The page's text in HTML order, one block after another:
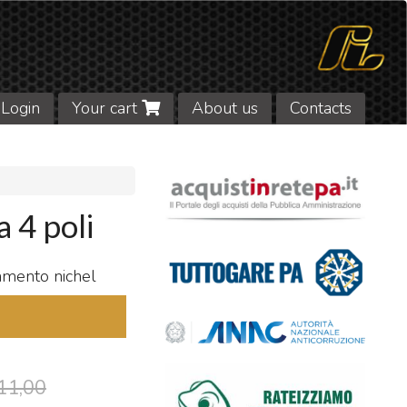
Login Your cart About us Contacts
4 poli
nichel